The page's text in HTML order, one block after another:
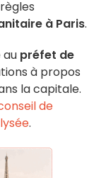
à Paris.
au préfet de
à propos
la capitale.
de
.